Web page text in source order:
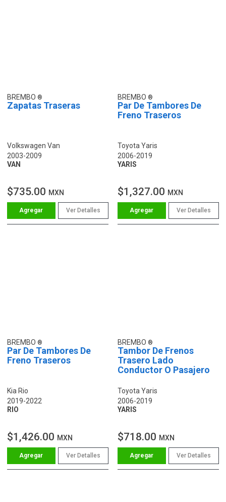
BREMBO
Zapatas Traseras
Volkswagen Van
2003-2009
VAN
$735.00 MXN
Ver Detalles
BREMBO
Par De Tambores De
Freno Traseros
Toyota Yaris
2006-2019
YARIS
$1,327.00 MXN
Ver Detalles
BREMBO
Par De Tambores De
Freno Traseros
Kia Rio
2019-2022
RIO
$1,426.00 MXN
Ver Detalles
BREMBO
Tambor De Frenos
Trasero Lado
Conductor O Pasajero
Toyota Yaris
2006-2019
YARIS
$718.00 MXN
Ver Detalles